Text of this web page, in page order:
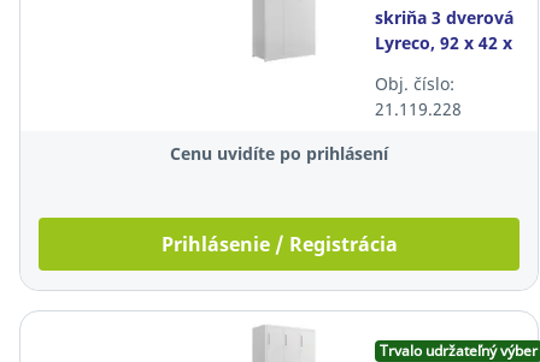
skriňa 3 dverová
Lyreco, 92 x 42 x
uzamykateľná,
biela
Obj. číslo:
21.119.228
Cenu uvidíte po prihlásení
Prihlásenie / Registrácia
Trvalo udržateľný výber